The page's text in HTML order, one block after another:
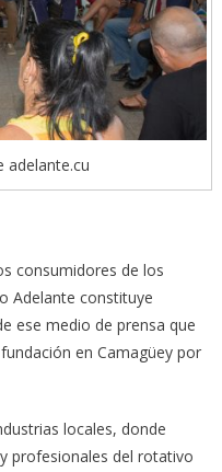
adelante.cu
consumidores de los
Adelante constituye
ese medio de prensa que
en Camagüey por
locales, donde
profesionales del rotativo